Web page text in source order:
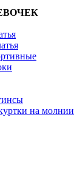
на молнии